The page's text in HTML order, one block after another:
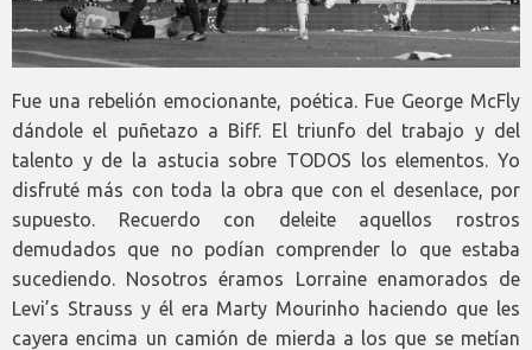
Fue una rebelión emocionante, poética. Fue George McFly
dándole el puñetazo a Biff. El triunfo del trabajo y del
talento y de la astucia sobre TODOS los elementos. Yo
disfruté más con toda la obra que con el desenlace, por
supuesto. Recuerdo con deleite aquellos rostros
demudados que no podían comprender lo que estaba
sucediendo. Nosotros éramos Lorraine enamorados de
Levi’s Strauss y él era Marty Mourinho haciendo que les
cayera encima un camión de mierda a los que se metían